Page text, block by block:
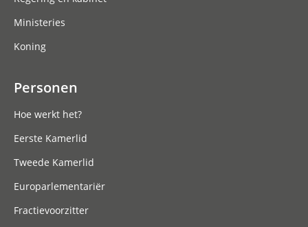
Ministeries
Koning
Personen
Hoe werkt het?
Eerste Kamerlid
Tweede Kamerlid
Europarlementariër
Fractievoorzitter